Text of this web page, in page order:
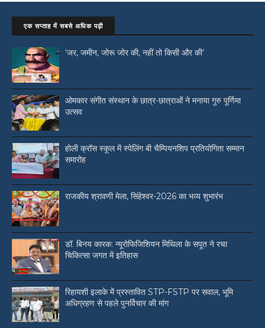
एक सप्ताह में सबसे अधिक पढ़ी
‘जर, जमीन, जोरू जोर की, नहीं तो किसी और की’
ओमकार संगीत संस्थान के छात्र-छात्राओं ने मनाया गुरु पूर्णिमा
उत्सव
होली क्रॉस स्कूल में स्पेलिंग बी चैम्पियनशिप प्रतियोगिता सम्मान
समारोह
राजकीय श्रावणी मेला, सिंहेश्वर-2026 का भव्य शुभारंभ
डॉ. बिनय कारक: न्यूरोफिजिशियन मिथिला के सपूत ने रचा
चिकित्सा जगत में इतिहास
रिहायशी इलाके में प्रस्तावित STP-FSTP पर सवाल, भूमि
अधिग्रहण से पहले पुनर्विचार की मांग